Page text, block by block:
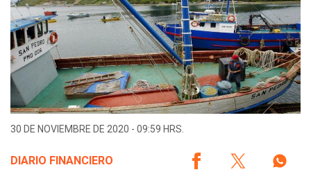
30 DE NOVIEMBRE DE 2020 - 09:59 HRS.
DIARIO FINANCIERO